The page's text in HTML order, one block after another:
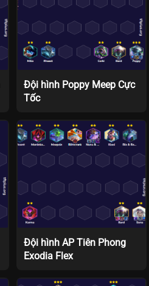
Đội hình Poppy Meep Cực
Tốc
Đội hình AP Tiên Phong
Exodia Flex